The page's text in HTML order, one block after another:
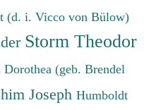
(d. i. Vicco von Bülow)
Storm Theodor
Dorothea (geb. Brendel
Joseph Humboldt